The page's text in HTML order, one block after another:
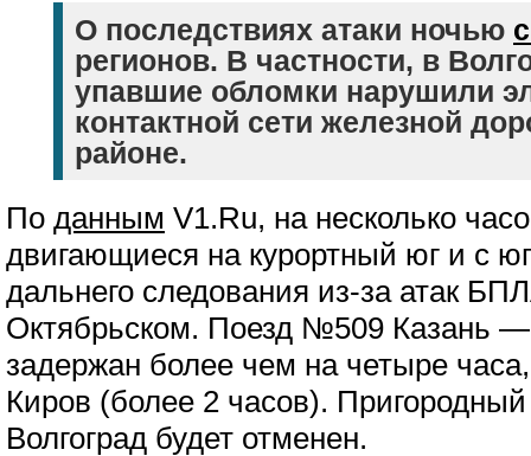
О последствиях атаки ночью
регионов. В частности, в
упавшие обломки нарушили
контактной сети железной
районе.
По данным V1.Ru, на несколько
двигающиеся на курортный юг и с
дальнего следования из-за атак
Октябрьском. Поезд №509 Казань
задержан более чем на четыре
Киров (более 2 часов).
Волгоград будет отменен.